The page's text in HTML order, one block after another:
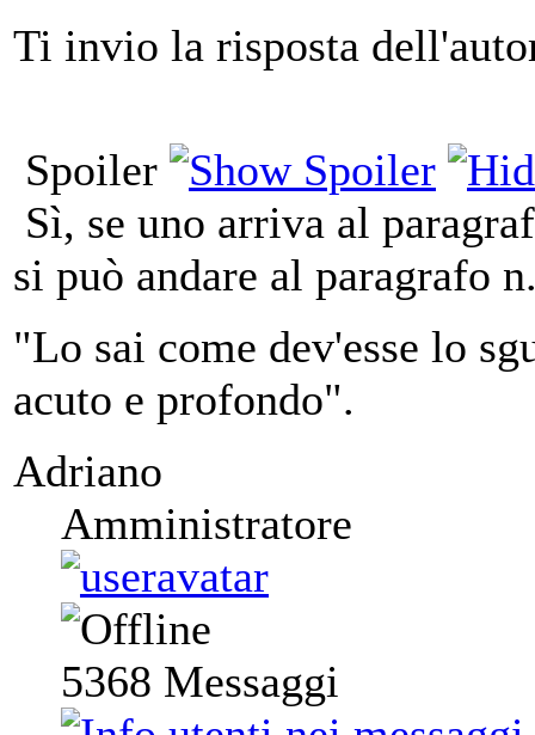
Ti invio la risposta
Spoiler
Sì, se uno arriva al
si può andare al paragrafo
"Lo sai come dev'esse lo
acuto e profondo".
Adriano
Amministratore
5368 Messaggi